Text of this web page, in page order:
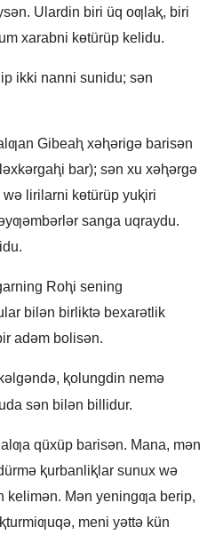
Ulardin biri üq oƣlaⱪ, biri
xarabni kɵtürüp kelidu.
ikki nanni sunidu; sǝn
Gibeaⱨ xǝⱨǝrigǝ barisǝn
bar); sǝn xu xǝⱨǝrgǝ
lirilarni kɵtürüp yuⱪiri
sanga uqraydu.
Roⱨi sening
bilǝn birliktǝ bexarǝtlik
adǝm bolisǝn.
ⱪolungdin nemǝ
sǝn bilǝn billidur.
qüxüp barisǝn. Mana, mǝn
ⱪurbanliⱪlar sunux wǝ
kelimǝn. Mǝn yeningƣa berip,
meni yǝttǝ kün